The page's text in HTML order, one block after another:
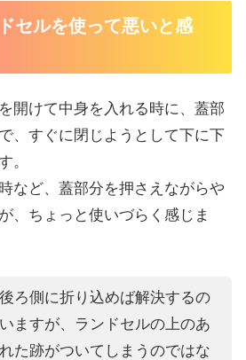
セルを使って悪いと感
開けて中身を入れる時に、蓋部
、すぐに閉じようとして下に下
。
など、蓋部分を押さえながらや
、ちょっと使いづらく感じま
ろ側に折り込めば解決するの
ますが、ランドセルの上のあ
た跡がついてしまうのではな